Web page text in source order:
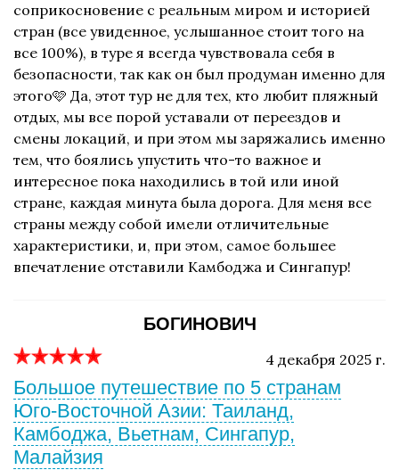
соприкосновение с реальным миром и историей
стран (все увиденное, услышанное стоит того на
все 100%), в туре я всегда чувствовала себя в
безопасности, так как он был продуман именно для
этого🩷 Да, этот тур не для тех, кто любит пляжный
отдых, мы все порой уставали от переездов и
смены локаций, и при этом мы заряжались именно
тем, что боялись упустить что-то важное и
интересное пока находились в той или иной
стране, каждая минута была дорога. Для меня все
страны между собой имели отличительные
характеристики, и, при этом, самое большее
впечатление отставили Камбоджа и Сингапур!
БОГИНОВИЧ
4 декабря 2025 г.
Большое путешествие по 5 странам
Юго-Восточной Азии: Таиланд,
Камбоджа, Вьетнам, Сингапур,
Малайзия